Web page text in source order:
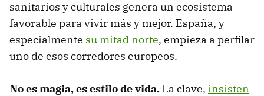
sanitarios y culturales genera un ecosistema
favorable para vivir más y mejor. España, y
especialmente su mitad norte, empieza a perfilar
uno de esos corredores europeos.
No es magia, es estilo de vida. La clave, insisten